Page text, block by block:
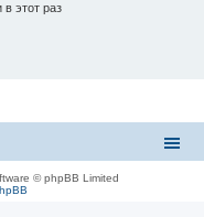
этот раз
© phpBB Limited